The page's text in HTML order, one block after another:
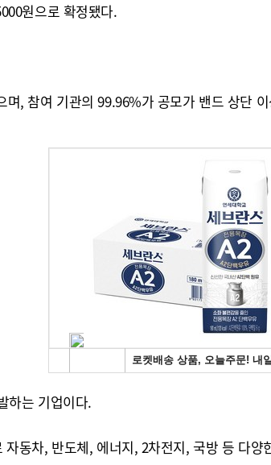
원으로 확정됐다.
, 참여 기관의 99.96%가 공모가 밴드 상단
하는 기업이다.
동차, 반도체, 에너지, 2차전지, 국방 등 다양